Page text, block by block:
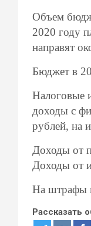
Объем
2020 году
направят
Бюджет в
Налоговые
доходы с
рублей, на
Доходы от
Доходы от
На штрафы
Рассказать